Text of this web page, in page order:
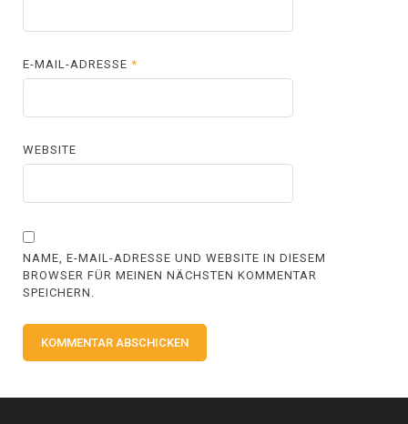
E-MAIL-ADRESSE*
WEBSITE
NAME, E-MAIL-ADRESSE UND WEBSITE IN DIESEM
BROWSER FÜR MEINEN NÄCHSTEN KOMMENTAR
SPEICHERN.